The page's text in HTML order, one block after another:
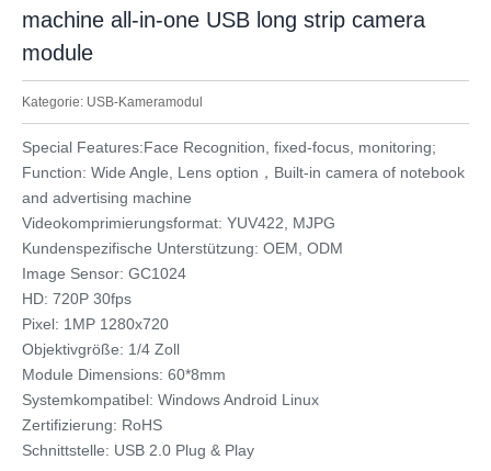
machine all-in-one USB long strip camera
module
Special Features:Face Recognition, fixed-focus, monitoring;
Function: Wide Angle, Lens option，Built-in camera of notebook
and advertising machine
Videokomprimierungsformat: YUV422, MJPG
Kundenspezifische Unterstützung: OEM, ODM
Image Sensor: GC1024
HD: 720P 30fps
Pixel: 1MP 1280x720
Objektivgröße: 1/4 Zoll
Module Dimensions: 60*8mm
Systemkompatibel: Windows Android Linux
Zertifizierung: RoHS
Schnittstelle: USB 2.0 Plug & Play
Kategorie: USB-Kameramodul